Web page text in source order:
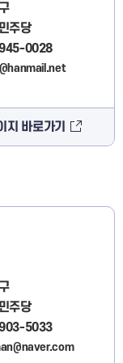
주당
0028
지 바로가기
주당
5033